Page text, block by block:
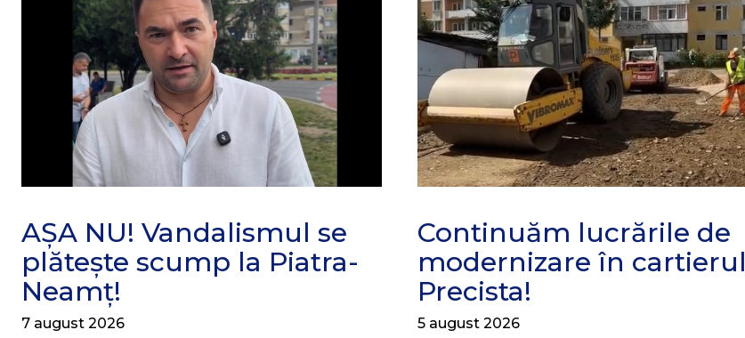
AȘA NU! Vandalismul se
plătește scump la Piatra-
Neamț!
7 august 2026
Continuăm lucrările de
modernizare în cartierul
Precista!
5 august 2026